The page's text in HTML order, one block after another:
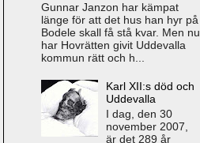
Gunnar Janzon har kämpat
länge för att det hus han hyr på
Bodele skall få stå kvar. Men nu
har Hovrätten givit Uddevalla
kommun rätt och h...
Karl XII:s död och
Uddevalla
I dag, den 30
november 2007,
är det 289 år